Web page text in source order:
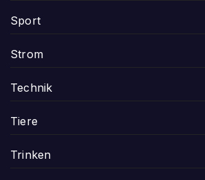
Sport
Strom
Technik
Tiere
Trinken